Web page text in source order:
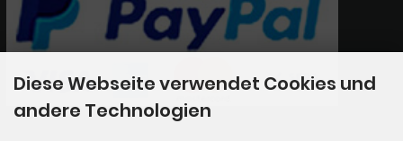
Diese Webseite verwendet Cookies und
andere Technologien